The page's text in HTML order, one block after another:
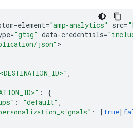
-element="amp-analytics" src=
="gtag" data-credentials=
json"
,
:
{
: "default" ,
: [true|